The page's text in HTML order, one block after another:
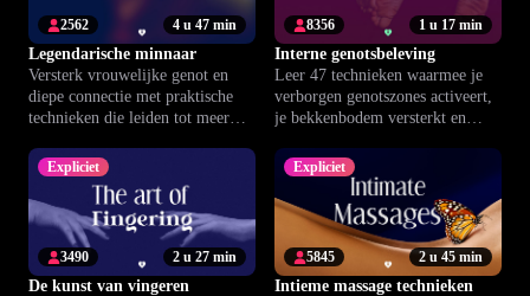
4 u 47 min
2562
Legendarische minnaar
Versterk vrouwelijke genot en
diepe connectie met praktische
technieken die leiden tot meer
relatie.
1 u 17 min
8356
Interne genotsbeleving
Leer 47 technieken waarmee je
verborgen genotszones activeert,
je bekkenbodem versterkt en
alleen of samen.
Expliciet
2 u 27 min
3490
De kunst van vingeren
Expliciet
2 u 45 min
5845
Intieme massage technieken